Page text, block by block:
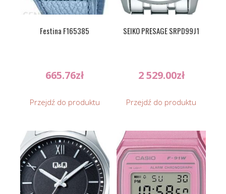
Festina F165385
665.76zł
Przejdź do produktu
SEIKO PRESAGE SRPD99J1
2 529.00zł
Przejdź do produktu